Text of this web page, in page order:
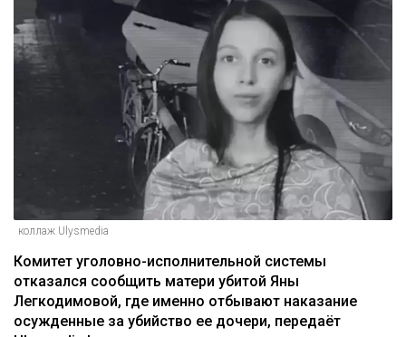
коллаж Ulysmedia
Комитет уголовно-исполнительной системы
отказался сообщить матери убитой Яны
Легкодимовой, где именно отбывают наказание
осужденные за убийство ее дочери, передаёт